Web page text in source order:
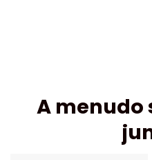
A menudo